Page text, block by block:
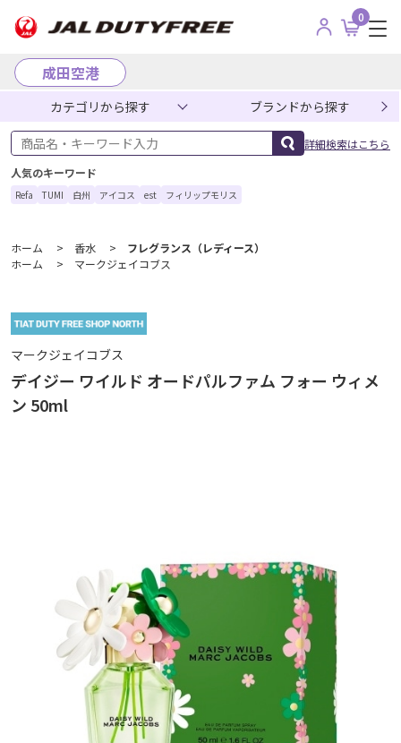
0
成田空港
カテゴリから探す ブランドから探す
商品名・キーワード入力
詳細検索はこちら
人気のキーワード
Refa TUMI 白州 アイコス est フィリップモリス
ホーム > 香水 >
フレグランス（レディース）
ホーム
> マークジェイコブス
マークジェイコブス
デイジー ワイルド オードパルファム フォー ウィメ
ン 50ml